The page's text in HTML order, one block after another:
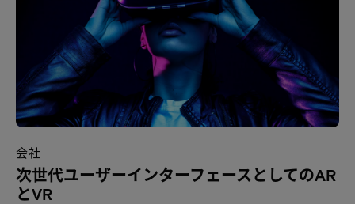
会社
次世代ユーザーインターフェースとしてのAR
とVR